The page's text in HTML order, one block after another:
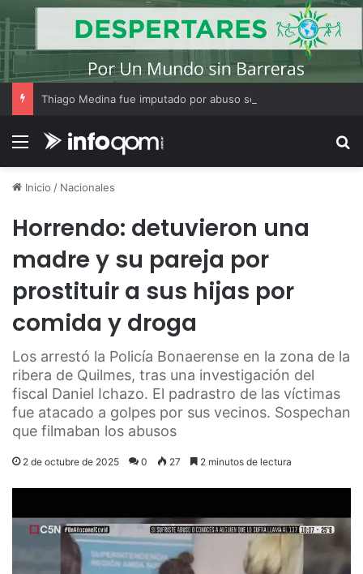
Menú
Inicio / Nacionales
Horrendo: detuvieron una
madre y su pareja por
prostituir a sus hijas por
comida y droga
Los arrestó la Policía Bonaerense en la zona de la
ribera de Quilmes, tras una investigación del
fiscal Daniel Ichazo. El padrastro de las víctimas
fue atacado a golpes por sus vecinos. Sospechan
que filmaban los abusos
2 de octubre de 2025 0 27 2 minutos de lectura